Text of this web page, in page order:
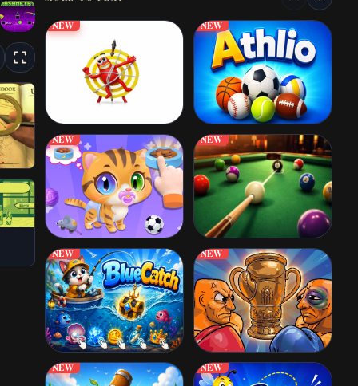
NEW NEW
NEW NEW
NEW NEW
NEW NEW